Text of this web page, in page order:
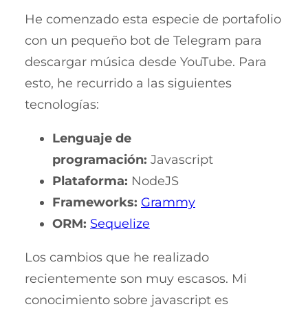
He comenzado esta especie de portafolio
con un pequeño bot de Telegram para
descargar música desde YouTube. Para
esto, he recurrido a las siguientes
tecnologías:
Lenguaje de
programación: Javascript
Plataforma: NodeJS
Frameworks: Grammy
ORM: Sequelize
Los cambios que he realizado
recientemente son muy escasos. Mi
conocimiento sobre javascript es